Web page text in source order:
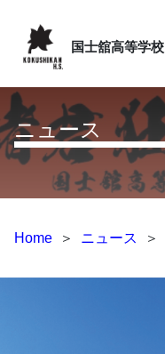
国士舘高等学校
ニュース
Home ＞ ニュース ＞